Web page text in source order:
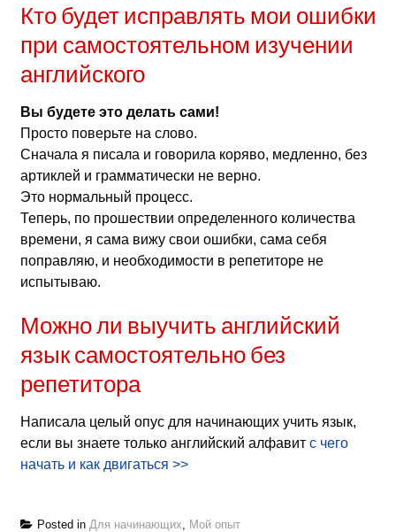
Кто будет исправлять мои ошибки
при самостоятельном изучении
английского
Вы будете это делать сами!
Просто поверьте на слово.
Сначала я писала и говорила коряво, медленно, без
артиклей и грамматически не верно.
Это нормальный процесс.
Теперь, по прошествии определенного количества
времени, я сама вижу свои ошибки, сама себя
поправляю, и необходимости в репетиторе не
испытываю.
Можно ли выучить английский
язык самостоятельно без
репетитора
Написала целый опус для начинающих учить язык,
если вы знаете только английский алфавит с чего
начать и как двигаться >>
Posted in Для начинающих, Мой опыт